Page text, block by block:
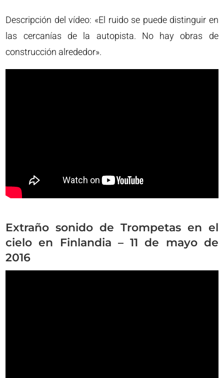
Descripción del vídeo: «El ruido se puede distinguir en
las cercanías de la autopista. No hay obras de
construcción alrededor».
Extraño sonido de Trompetas en el
cielo en Finlandia – 11 de mayo de
2016